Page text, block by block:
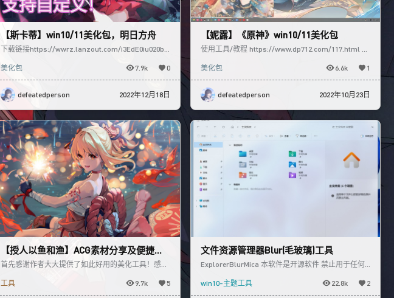
【斯卡蒂】win10/11美化包，明日方舟
下载链接https://wwrz.lanzout.com/i3EdE0iu020b
美化包
7.9k 0
defeatedperson 2022年12月18日
【妮露】《原神》win10/11美化包
使用工具/教程 https://www.dp712.com/117.html 演
美化包
6.6k 1
defeatedperson 2022年10月23日
【授人以鱼和渔】ACG素材分享及便捷抠
图工具
首先感谢作者大大提供了如此好用的美化工具！感谢
收集本人喜欢的
工具 9.7k 5
文件资源管理器Blur(毛玻璃)工具
ExplorerBlurMica 本软件是开源软件 禁止用于任何
win10-主题工具
22.8k 2